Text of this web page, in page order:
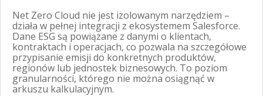
Net Zero Cloud nie jest izolowanym narzędziem –
działa w pełnej integracji z ekosystemem Salesforce.
Dane ESG są powiązane z danymi o klientach,
kontraktach i operacjach, co pozwala na szczegółowe
przypisanie emisji do konkretnych produktów,
regionów lub jednostek biznesowych. To poziom
granularności, którego nie można osiągnąć w
arkuszu kalkulacyjnym.